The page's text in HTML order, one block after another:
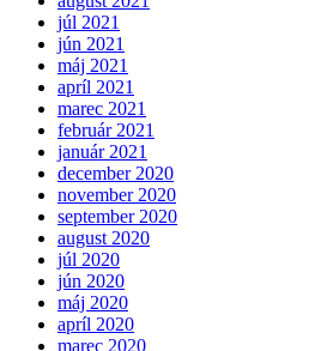
júl 2021
jún 2021
máj 2021
apríl 2021
marec 2021
február 2021
január 2021
december 2020
november 2020
september 2020
august 2020
júl 2020
jún 2020
máj 2020
apríl 2020
marec 2020